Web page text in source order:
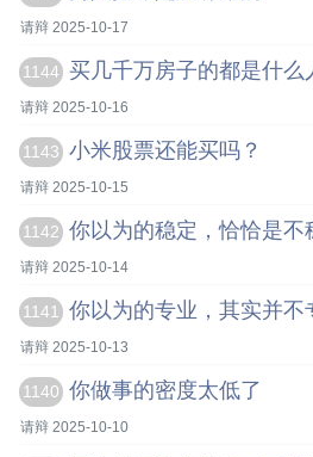
请辩 2025-10-17
1144 买几千万房子的都是什么
请辩 2025-10-16
1143 小米股票还能买吗？
请辩 2025-10-15
1142 你以为的稳定，恰恰是不
请辩 2025-10-14
1141 你以为的专业，其实并不
请辩 2025-10-13
1140 你做事的密度太低了
请辩 2025-10-10